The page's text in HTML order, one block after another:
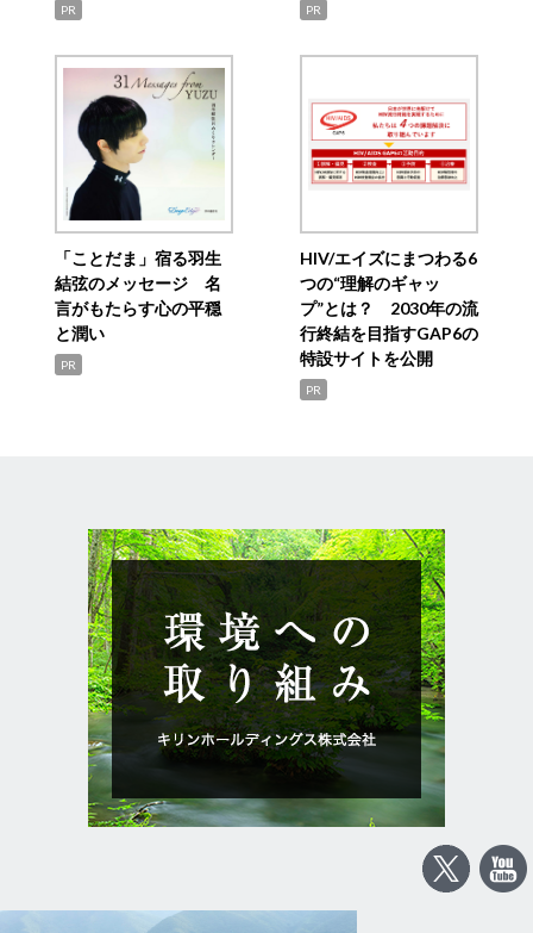
PR PR
「ことだま」宿る羽生
結弦のメッセージ 名
言がもたらす心の平穏
と潤い
PR
HIV/エイズにまつわる6
つの“理解のギャッ
プ”とは？ 2030年の流
行終結を目指すGAP6の
特設サイトを公開
PR